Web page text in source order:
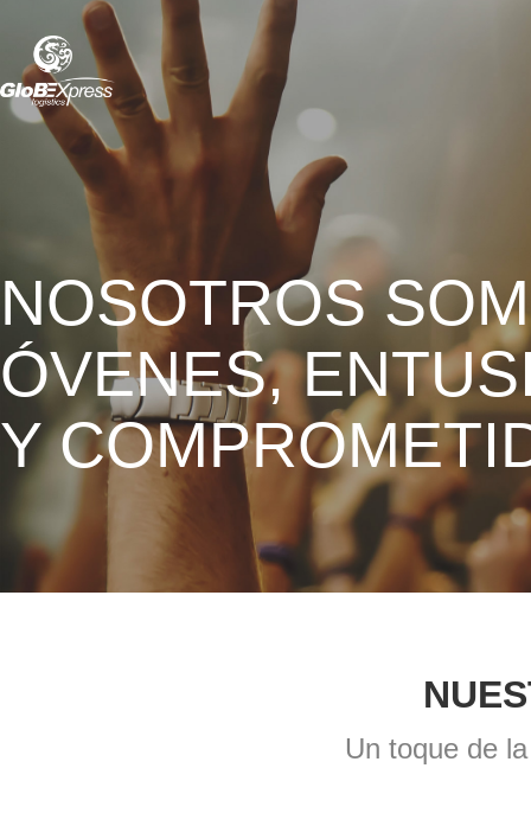
NOSOTROS
ÓVENES,
Y
Un toque de